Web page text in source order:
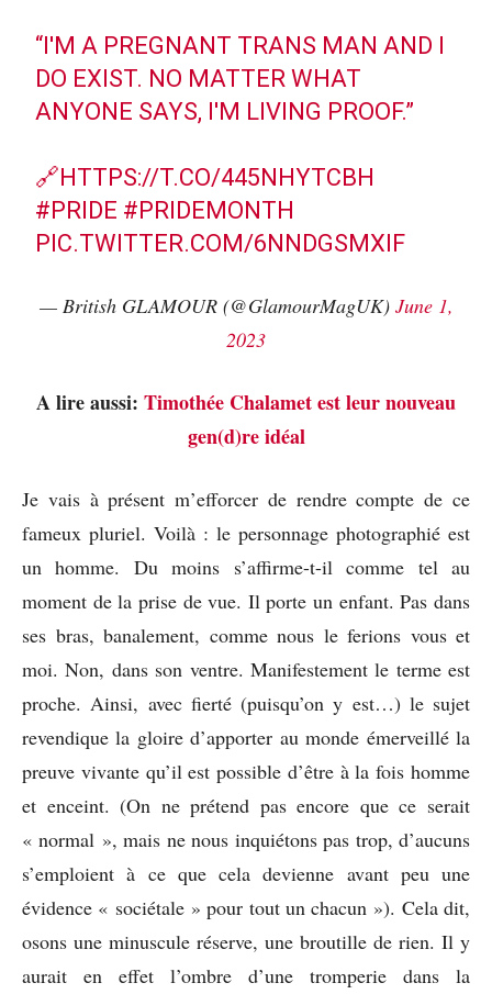
“I'M A PREGNANT TRANS MAN AND I
DO EXIST. NO MATTER WHAT
ANYONE SAYS, I'M LIVING PROOF.”
🔗HTTPS://T.CO/445NHYTCBH
#PRIDE #PRIDEMONTH
PIC.TWITTER.COM/6NNDGSMXIF
— British GLAMOUR (@GlamourMagUK) June 1,
2023
A lire aussi: Timothée Chalamet est leur nouveau
gen(d)re idéal
Je vais à présent m’efforcer de rendre compte de ce
fameux pluriel. Voilà : le personnage photographié est
un homme. Du moins s’affirme-t-il comme tel au
moment de la prise de vue. Il porte un enfant. Pas dans
ses bras, banalement, comme nous le ferions vous et
moi. Non, dans son ventre. Manifestement le terme est
proche. Ainsi, avec fierté (puisqu’on y est…) le sujet
revendique la gloire d’apporter au monde émerveillé la
preuve vivante qu’il est possible d’être à la fois homme
et enceint. (On ne prétend pas encore que ce serait
« normal », mais ne nous inquiétons pas trop, d’aucuns
s’emploient à ce que cela devienne avant peu une
évidence « sociétale » pour tout un chacun »). Cela dit,
osons une minuscule réserve, une broutille de rien. Il y
aurait en effet l’ombre d’une tromperie dans la